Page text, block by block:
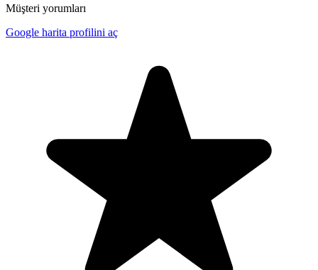
Müşteri yorumları
Google harita profilini aç